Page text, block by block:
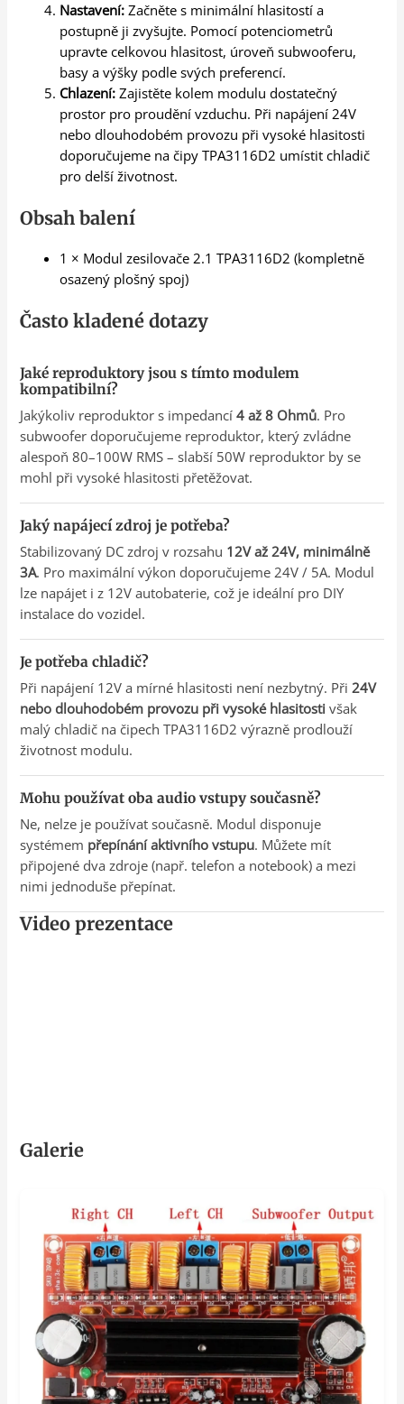
Nastavení: Začněte s minimální hlasitostí a
postupně ji zvyšujte. Pomocí potenciometrů
upravte celkovou hlasitost, úroveň subwooferu,
basy a výšky podle svých preferencí.
Chlazení: Zajistěte kolem modulu dostatečný
prostor pro proudění vzduchu. Při napájení 24V
nebo dlouhodobém provozu při vysoké hlasitosti
doporučujeme na čipy TPA3116D2 umístit chladič
pro delší životnost.
Obsah balení
1 × Modul zesilovače 2.1 TPA3116D2 (kompletně
osazený plošný spoj)
Často kladené dotazy
Jaké reproduktory jsou s tímto modulem
kompatibilní?
Jakýkoliv reproduktor s impedancí4 až 8 Ohmů. Pro
subwoofer doporučujeme reproduktor, který zvládne
alespoň 80–100W RMS – slabší 50W reproduktor by se
mohl při vysoké hlasitosti přetěžovat.
Jaký napájecí zdroj je potřeba?
Stabilizovaný DC zdroj v rozsahu 12V až 24V, minimálně
3A. Pro maximální výkon doporučujeme 24V / 5A. Modul
lze napájet i z 12V autobaterie, což je ideální pro DIY
instalace do vozidel.
Je potřeba chladič?
Při napájení 12V a mírné hlasitosti není nezbytný. Při24V
nebo dlouhodobém provozu při vysoké hlasitosti však
malý chladič na čipech TPA3116D2 výrazně prodlouží
životnost modulu.
Mohu používat oba audio vstupy současně?
Ne, nelze je používat současně. Modul disponuje
systémem přepínání aktivního vstupu. Můžete mít
připojené dva zdroje (např. telefon a notebook) a mezi
nimi jednoduše přepínat.
Video prezentace
Galerie